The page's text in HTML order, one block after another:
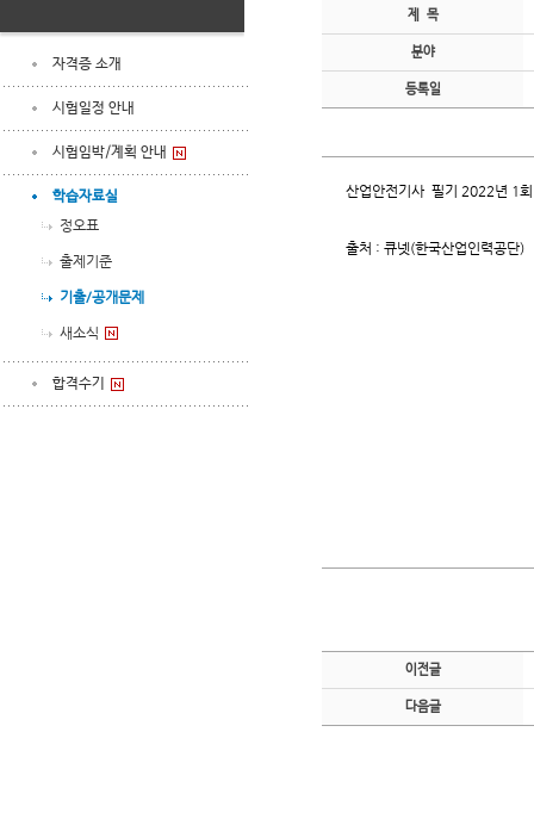
자격증 소개
시험일정 안내
시험임박/계획 안내
학습자료실
정오표
출제기준
기출/공개문제
새소식
합격수기
제 목
분야
등록일
산업안전기사 필기 2022년 1
출처 : 큐넷(한국산업인력공단)
이전글
다음글